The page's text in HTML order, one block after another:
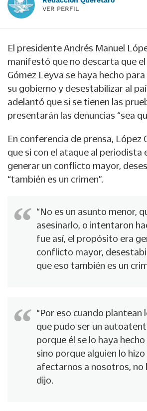
VER PERFIL
El presidente Andrés Manuel
manifestó que no descarta que el
Gómez Leyva se haya hecho
su gobierno y desestabilizar al
adelantó que si se tienen las
presentarán las denuncias “sea
En conferencia de prensa, López
que si con el ataque al periodista
generar un conflicto mayor,
“también es un crimen”.
“No es un asunto menor,
asesinarlo, o intentaron
fue así, el propósito era
conflicto mayor,
que eso también es un
“Por eso cuando plantean
que pudo ser un
porque él se lo haya
sino porque alguien lo hizo
afectarnos a nosotros, no
dijo.